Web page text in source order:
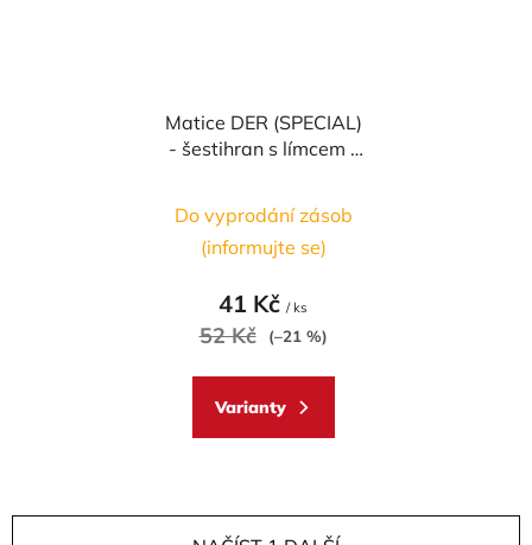
Matice DER (SPECIAL)
- šestihran s límcem -
Do vyprodání zásob
(informujte se)
41 Kč / ks
52 Kč (–21 %)
Varianty